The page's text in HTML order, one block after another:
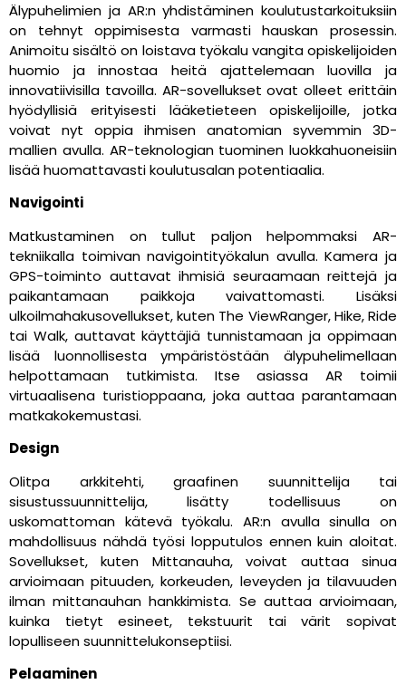
Älypuhelimien ja AR:n yhdistäminen koulutustarkoituksiin
on tehnyt oppimisesta varmasti hauskan prosessin.
Animoitu sisältö on loistava työkalu vangita opiskelijoiden
huomio ja innostaa heitä ajattelemaan luovilla ja
innovatiivisilla tavoilla. AR-sovellukset ovat olleet erittäin
hyödyllisiä erityisesti lääketieteen opiskelijoille, jotka
voivat nyt oppia ihmisen anatomian syvemmin 3D-
mallien avulla. AR-teknologian tuominen luokkahuoneisiin
lisää huomattavasti koulutusalan potentiaalia.
Navigointi
Matkustaminen on tullut paljon helpommaksi AR-
tekniikalla toimivan navigointityökalun avulla. Kamera ja
GPS-toiminto auttavat ihmisiä seuraamaan reittejä ja
paikantamaan paikkoja vaivattomasti. Lisäksi
ulkoilmahakusovellukset, kuten The ViewRanger, Hike, Ride
tai Walk, auttavat käyttäjiä tunnistamaan ja oppimaan
lisää luonnollisesta ympäristöstään älypuhelimellaan
helpottamaan tutkimista. Itse asiassa AR toimii
virtuaalisena turistioppaana, joka auttaa parantamaan
matkakokemustasi.
Design
Olitpa arkkitehti, graafinen suunnittelija tai
sisustussuunnittelija, lisätty todellisuus on
uskomattoman kätevä työkalu. AR:n avulla sinulla on
mahdollisuus nähdä työsi lopputulos ennen kuin aloitat.
Sovellukset, kuten Mittanauha, voivat auttaa sinua
arvioimaan pituuden, korkeuden, leveyden ja tilavuuden
ilman mittanauhan hankkimista. Se auttaa arvioimaan,
kuinka tietyt esineet, tekstuurit tai värit sopivat
lopulliseen suunnittelukonseptiisi.
Pelaaminen